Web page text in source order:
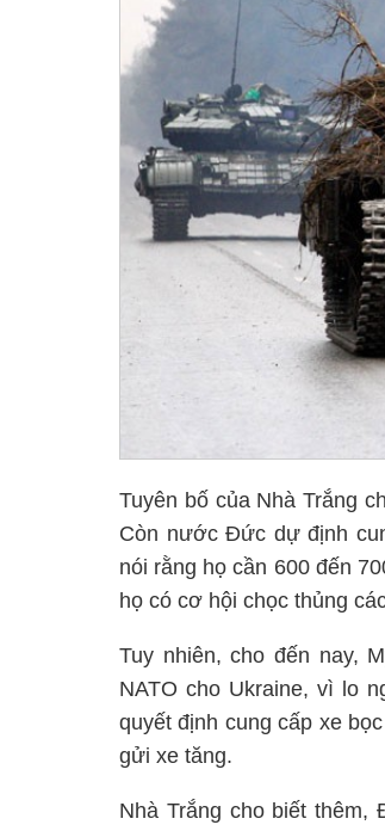
Tuyên bố của Nhà Trắng
Còn nước Đức dự định
nói rằng họ cần 600 đến
họ có cơ hội chọc thủng
Tuy nhiên, cho đến nay,
NATO cho Ukraine, vì lo
quyết định cung cấp xe
gửi xe tăng.
Nhà Trắng cho biết thêm,